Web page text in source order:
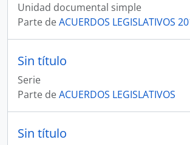
Unidad documental simple
Parte deACUERDOS LEGISLATIVOS
Sin título
Serie
Parte deACUERDOS LEGISLATIVOS
Sin título